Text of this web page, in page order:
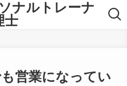
ナルトレーナ
士
営業になってい